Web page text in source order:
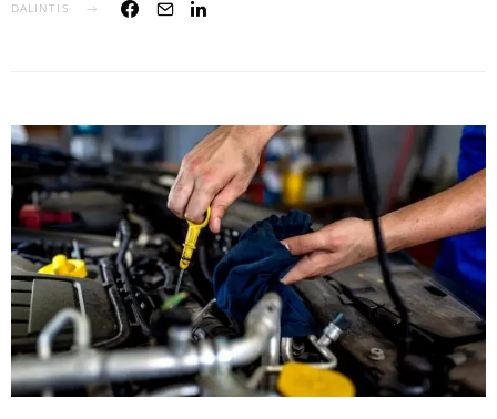
DALINTIS